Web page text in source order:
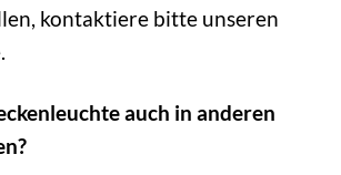
kontaktiere bitte unseren
auch in anderen